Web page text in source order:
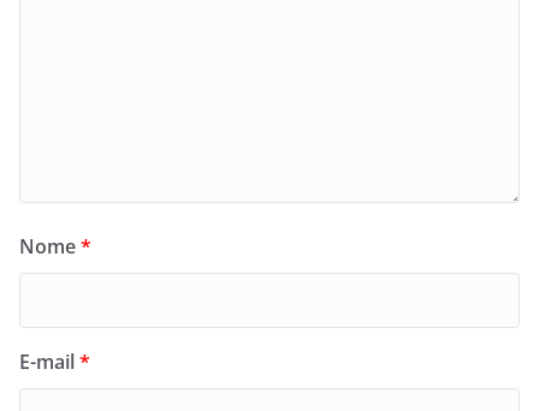
Nome*
E-mail*